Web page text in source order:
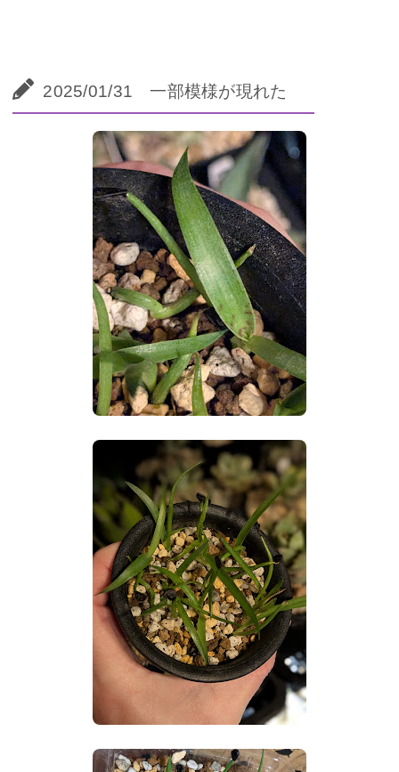
2025/01/31 一部模様が現れた